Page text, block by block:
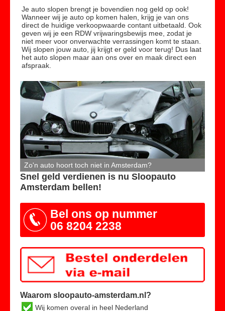
Je auto slopen brengt je bovendien nog geld op ook!
Wanneer wij je auto op komen halen, krijg je van ons
direct de huidige verkoopwaarde contant uitbetaald. Ook
geven wij je een RDW vrijwaringsbewijs mee, zodat je
niet meer voor onverwachte verrassingen komt te staan.
Wij slopen jouw auto, jij krijgt er geld voor terug! Dus laat
het auto slopen maar aan ons over en maak direct een
afspraak.
Zo'n auto hoort toch niet in Amsterdam?
Snel geld verdienen is nu Sloopauto
Amsterdam bellen!
Bel ons op nummer
06 8204 2238
Waarom sloopauto-amsterdam.nl?
Wij komen overal in heel Nederland